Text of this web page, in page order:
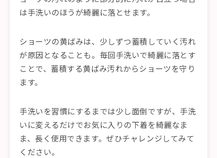
は手洗いのほうが綺麗に落とせます。
ショーツの黄ばみは、少しずつ蓄積していく汚れ
が原因となることも。毎回手洗いで綺麗に落とす
ことで、蓄積する黄ばみ汚れからショーツを守り
ます。
手洗いを習慣にするまでは少し面倒ですが、手洗
いに変えるだけでお気に入りの下着を綺麗なま
ま、長く使用できます。ぜひチャレンジしてみて
ください。